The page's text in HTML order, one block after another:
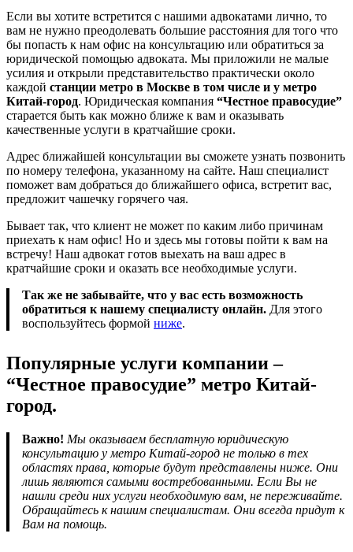
Если вы хотите встретится с нашими адвокатами лично, то
вам не нужно преодолевать большие расстояния для того что
бы попасть к нам офис на консультацию или обратиться за
юридической помощью адвоката. Мы приложили не малые
усилия и открыли представительство практически около
каждой станции метро в Москве в том числе и у метро
Китай-город. Юридическая компания “Честное правосудие”
старается быть как можно ближе к вам и оказывать
качественные услуги в кратчайшие сроки.
Адрес ближайшей консультации вы сможете узнать позвонить
по номеру телефона, указанному на сайте. Наш специалист
поможет вам добраться до ближайшего офиса, встретит вас,
предложит чашечку горячего чая.
Бывает так, что клиент не может по каким либо причинам
приехать к нам офис! Но и здесь мы готовы пойти к вам на
встречу! Наш адвокат готов выехать на ваш адрес в
кратчайшие сроки и оказать все необходимые услуги.
Так же не забывайте, что у вас есть возможность
обратиться к нашему специалисту онлайн. Для этого
воспользуйтесь формой ниже.
Популярные услуги компании –
“Честное правосудие” метро Китай-
город.
Важно! Мы оказываем бесплатную юридическую
консультацию у метро Китай-город не только в тех
областях права, которые будут представлены ниже. Они
лишь являются самыми востребованными. Если Вы не
нашли среди них услуги необходимую вам, не переживайте.
Обращайтесь к нашим специалистам. Они всегда придут к
Вам на помощь.